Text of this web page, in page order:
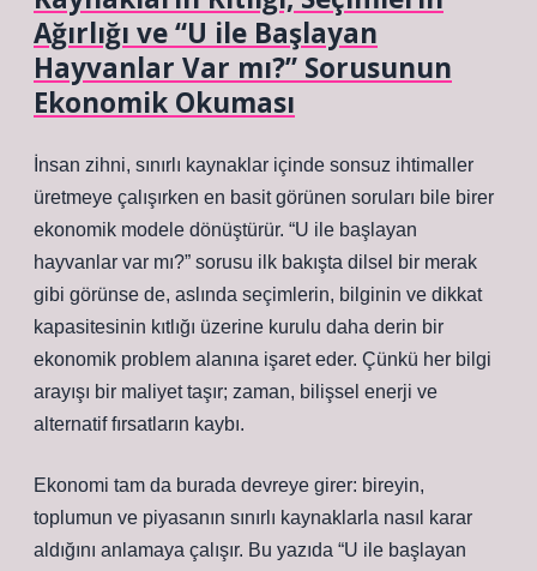
Ağırlığı ve “U ile Başlayan
Hayvanlar Var mı?” Sorusunun
Ekonomik Okuması
İnsan zihni, sınırlı kaynaklar içinde sonsuz ihtimaller
üretmeye çalışırken en basit görünen soruları bile birer
ekonomik modele dönüştürür. “U ile başlayan
hayvanlar var mı?” sorusu ilk bakışta dilsel bir merak
gibi görünse de, aslında seçimlerin, bilginin ve dikkat
kapasitesinin kıtlığı üzerine kurulu daha derin bir
ekonomik problem alanına işaret eder. Çünkü her bilgi
arayışı bir maliyet taşır; zaman, bilişsel enerji ve
alternatif fırsatların kaybı.
Ekonomi tam da burada devreye girer: bireyin,
toplumun ve piyasanın sınırlı kaynaklarla nasıl karar
aldığını anlamaya çalışır. Bu yazıda “U ile başlayan